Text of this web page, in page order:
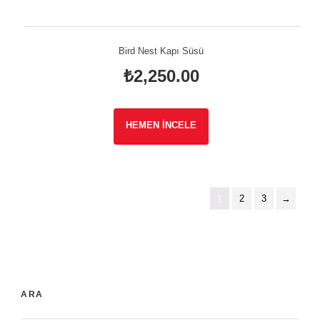
Bird Nest Kapı Süsü
₺2,250.00
HEMEN İNCELE
1 2 3 →
ARA